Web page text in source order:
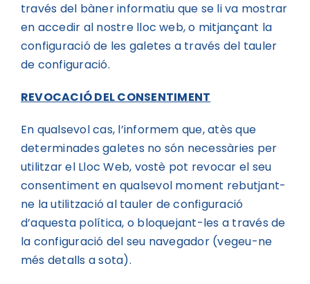
través del bàner informatiu que se li va mostrar
en accedir al nostre lloc web, o mitjançant la
configuració de les galetes a través del tauler
de configuració.
REVOCACIÓ DEL CONSENTIMENT
En qualsevol cas, l’informem que, atès que
determinades galetes no són necessàries per
utilitzar el Lloc Web, vostè pot revocar el seu
consentiment en qualsevol moment rebutjant-
ne la utilització al tauler de configuració
d’aquesta política, o bloquejant-les a través de
la configuració del seu navegador (vegeu-ne
més detalls a sota).